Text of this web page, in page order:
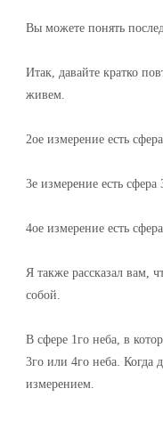
Вы можете понять
Итак, давайте кратко
живем.
2ое измерение есть
3е измерение есть
4ое измерение есть
Я также рассказал вам,
собой.
В сфере 1го неба, в
3го или 4го неба. Когда
измерением.